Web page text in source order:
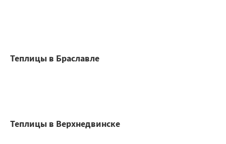
Теплицы в Браславле
Теплицы в Верхнедвинске